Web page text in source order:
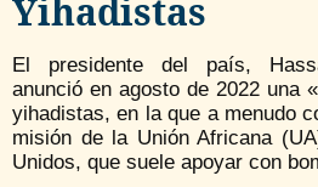
Yihadistas
El presidente del país,
anunció en agosto de 2022 una
yihadistas, en la que a menudo
misión de la Unión Africana
Unidos, que suele apoyar con